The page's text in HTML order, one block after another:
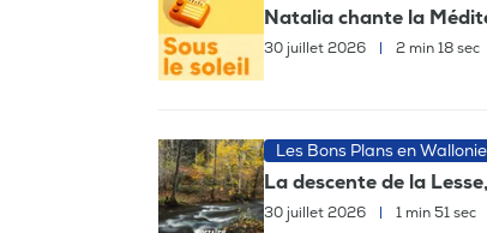
Natalia chante la
30 juillet 2026 2 min 18 sec
Les Bons Plans en Wallonie
La descente de la
30 juillet 2026 1 min 51 sec